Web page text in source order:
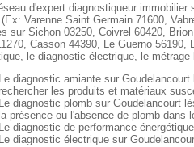
d'expert diagnostiqueur
(Ex: Varenne Saint Germain 71600,
sur Sichon 03250, Coivrel 60420,
Casson 44390, Le Guerno
le diagnostic électrique, le
Le diagnostic amiante sur
rechercher les produits et matériaux
Le diagnostic plomb sur Goudelancourt
la présence ou l'absence de plomb dans
Le diagnostic de performance
Le diagnostic électrique sur